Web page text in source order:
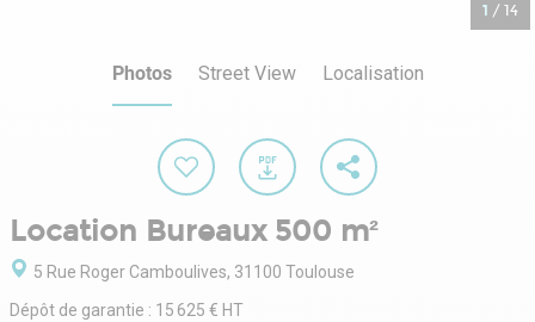
1 / 14
Photos Street View Localisation
Location Bureaux 500 m²
5 Rue Roger Camboulives, 31100 Toulouse
Dépôt de garantie : 15 625 € HT